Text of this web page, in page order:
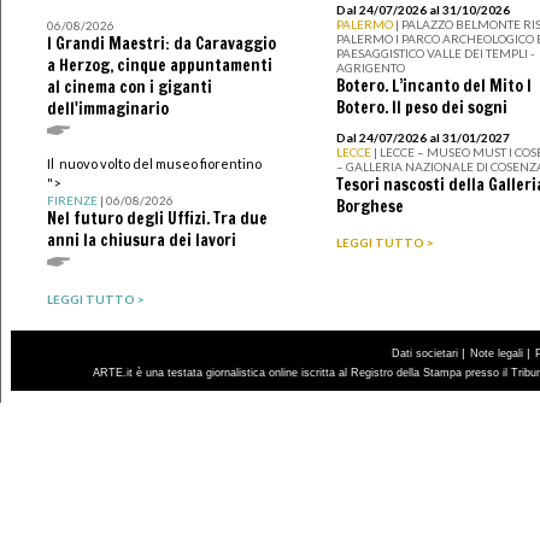
06/08/2026
I Grandi Maestri: da Caravaggio
a Herzog, cinque appuntamenti
al cinema con i giganti
dell'immaginario
Il nuovo volto del museo fiorentino
">
FIRENZE| 06/08/2026
Nel futuro degli Uffizi. Tra due
anni la chiusura dei lavori
LEGGI TUTTO >
Dal 24/07/2026 al 31/10/2026
PALERMO | PALAZZO BELMONTE
PALERMO I PARCO ARCHEOLOGICO
PAESAGGISTICO VALLE DEI TEMPLI -
AGRIGENTO
Botero. L’incanto del Mito I
Botero. Il peso dei sogni
Dal 24/07/2026 al 31/01/2027
LECCE | LECCE – MUSEO MUST I
– GALLERIA NAZIONALE DI
Tesori nascosti della
Borghese
LEGGI TUTTO >
Dati societari | Note legali |
ARTE.it è una testata giornalistica online iscritta al Registro della Stampa presso il